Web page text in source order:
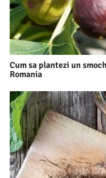
Cum sa plantezi un
Romania